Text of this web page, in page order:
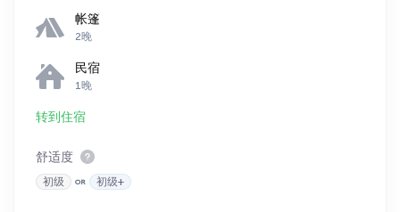
帐篷
2晚
民宿
1晚
转到住宿
舒适度
初级 初级+